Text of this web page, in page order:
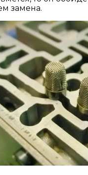
замена.